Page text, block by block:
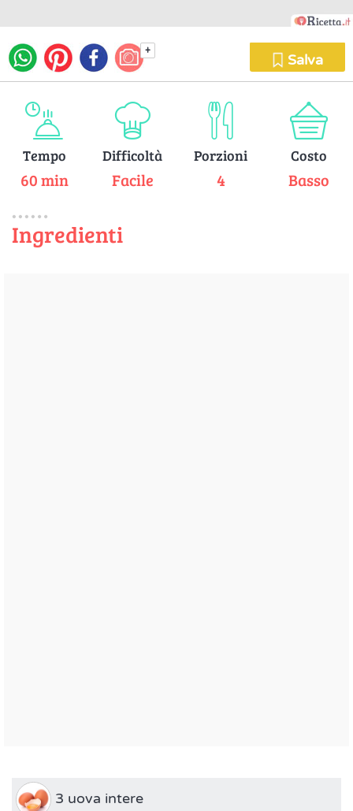
+
Salva
Tempo
60 min
Difficoltà
Facile
Porzioni
4
Costo
Basso
Ingredienti
3 uova intere